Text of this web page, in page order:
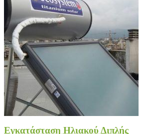
Εγκατάσταση Ηλιακού Διπλής